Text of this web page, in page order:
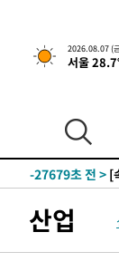
2026.08.07 (
서울
-31828초 전 >
-29979초 전 >
-27679초 전 > [
발효
-29999초 전 >
-27699초 전 >[
산업